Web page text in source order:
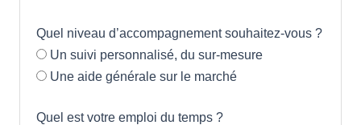
Quel niveau d’accompagnement souhaitez-vous ?
Un suivi personnalisé, du sur-mesure
Une aide générale sur le marché
Quel est votre emploi du temps ?